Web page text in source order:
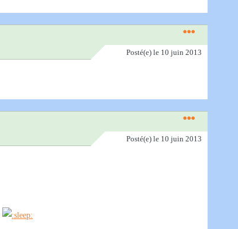
Posté(e) le 10 juin 2013
Posté(e) le 10 juin 2013